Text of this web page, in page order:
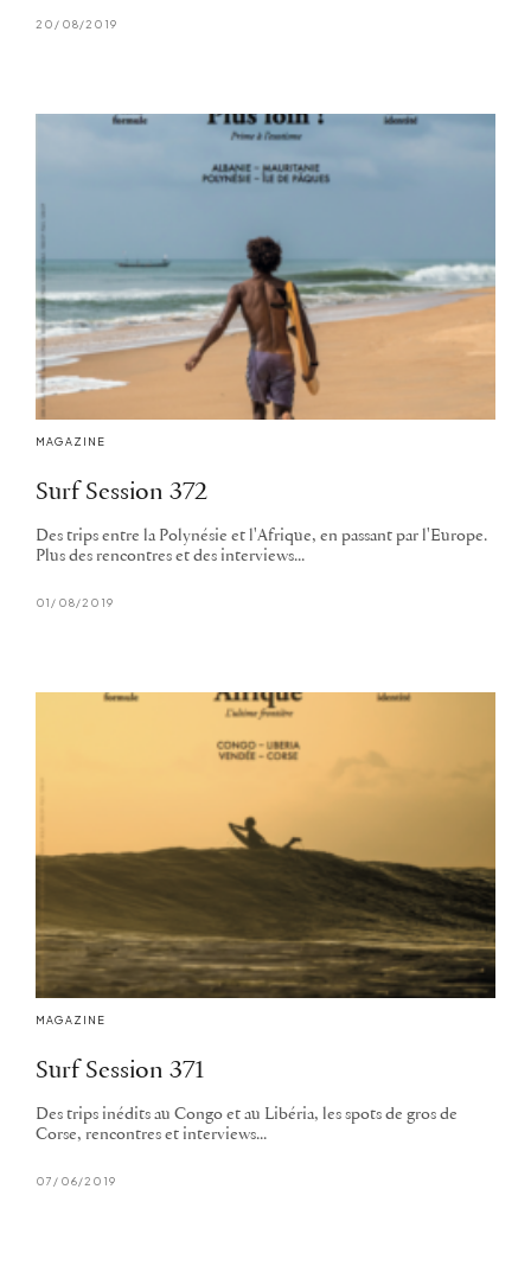
20/08/2019
MAGAZINE
Surf Session 372
Des trips entre la Polynésie et l'Afrique, en passant par l'Europe.
Plus des rencontres et des interviews...
01/08/2019
MAGAZINE
Surf Session 371
Des trips inédits au Congo et au Libéria, les spots de gros de
Corse, rencontres et interviews...
07/06/2019